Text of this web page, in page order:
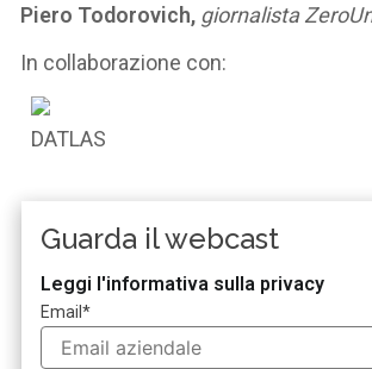
Piero Todorovich, giornalista
In collaborazione con:
Guarda il webcast
Leggi l'informativa sulla privacy
Email*